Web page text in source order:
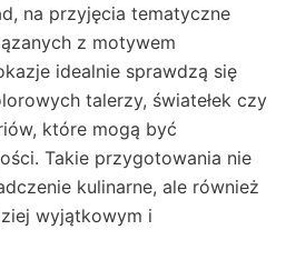
na przyjęcia tematyczne
z motywem
idealnie sprawdzą się
talerzy, światełek czy
które mogą być
Takie przygotowania nie
kulinarne, ale również
wyjątkowym i